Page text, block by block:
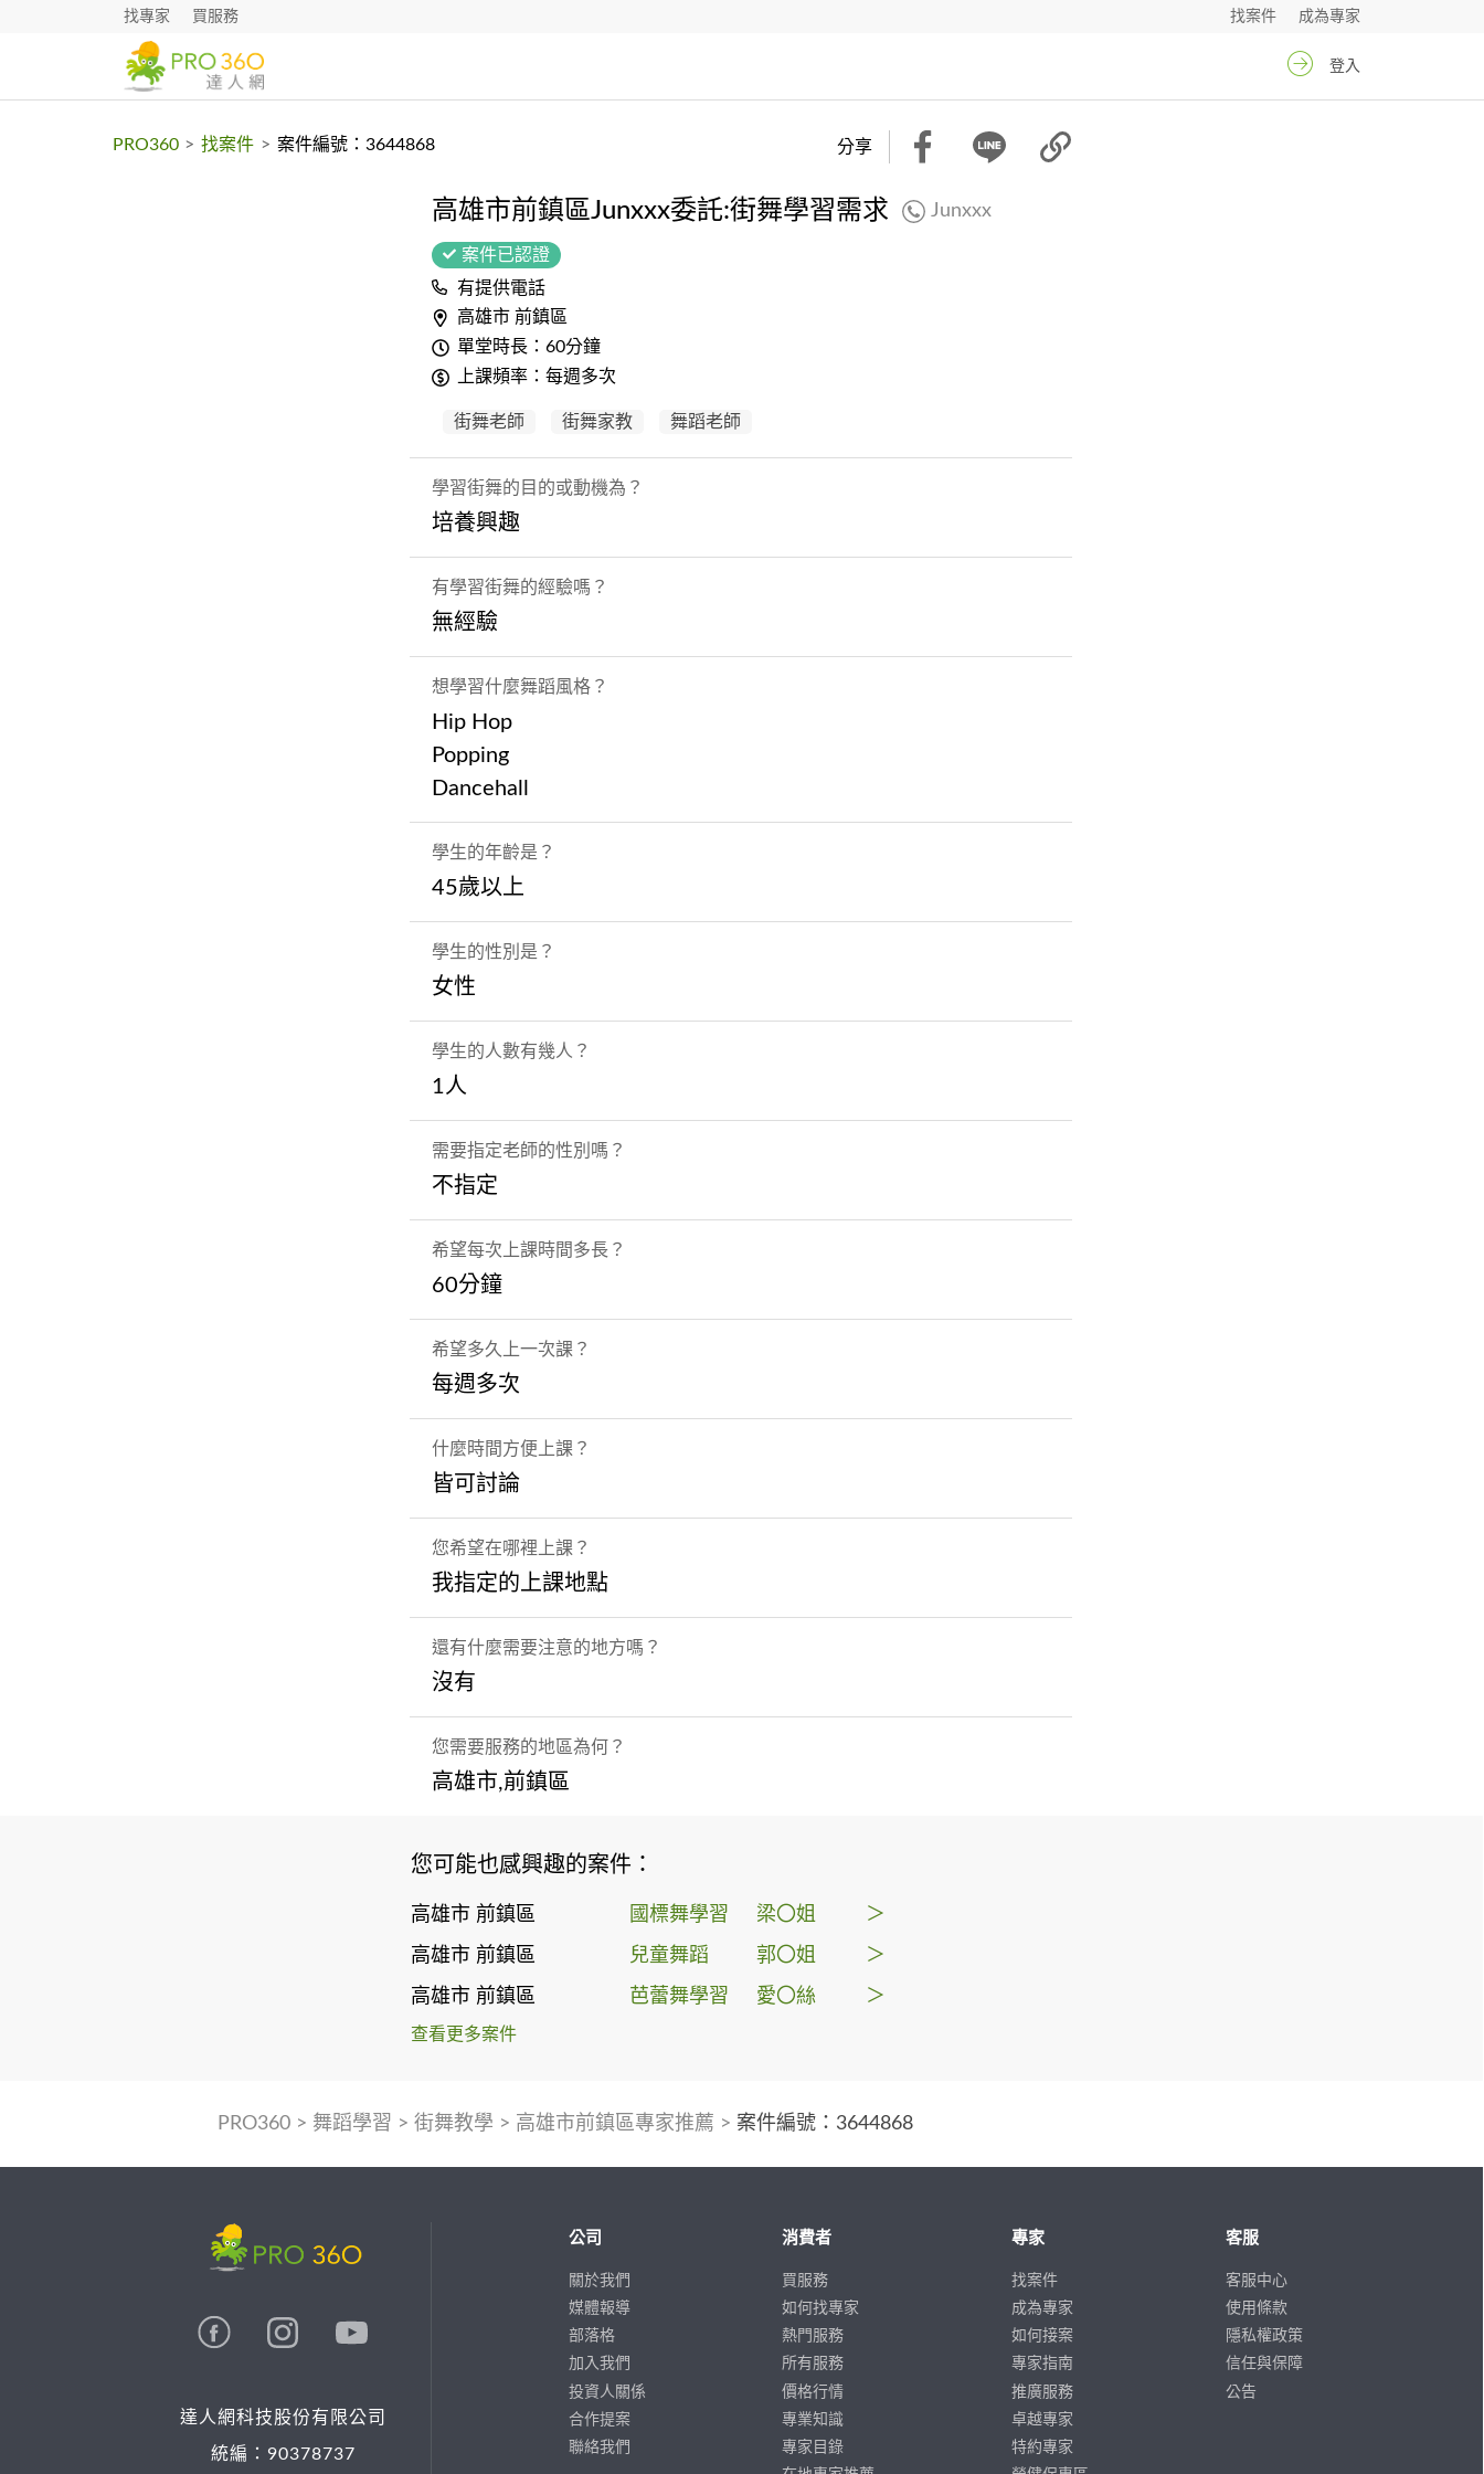
找專家 買服務 成為專家
找案件
登入
PRO360 > 找案件 > 案件編號：3644868 分享
高雄市前鎮區Junxxx委託:街舞學習需求 Junxxx
案件已認證
有提供電話
高雄市 前鎮區
單堂時長：60分鐘
上課頻率：每週多次
街舞老師 街舞家教 舞蹈老師
學習街舞的目的或動機為？
培養興趣
有學習街舞的經驗嗎？
無經驗
想學習什麼舞蹈風格？
Hip Hop
Popping
Dancehall
學生的年齡是？
45歲以上
學生的性別是？
女性
學生的人數有幾人？
1人
需要指定老師的性別嗎？
不指定
希望每次上課時間多長？
60分鐘
希望多久上一次課？
每週多次
什麼時間方便上課？
皆可討論
您希望在哪裡上課？
我指定的上課地點
還有什麼需要注意的地方嗎？
沒有
您需要服務的地區為何？
高雄市,前鎮區
您可能也感興趣的案件：
高雄市 前鎮區 國標舞學習 梁〇姐 ＞
高雄市 前鎮區 兒童舞蹈 郭〇姐 ＞
高雄市 前鎮區 芭蕾舞學習 愛〇絲 ＞
查看更多案件
PRO360> 舞蹈學習 > 街舞教學 > 高雄市前鎮區專家推薦 > 案件編號：3644868
達人網科技股份有限公司
統編：90378737
公司
關於我們
媒體報導
部落格
加入我們
投資人關係
合作提案
聯絡我們
消費者
買服務
如何找專家
熱門服務
所有服務
價格行情
專業知識
專家目錄
專家
找案件
成為專家
如何接案
專家指南
推廣服務
卓越專家
特約專家
客服
客服中心
使用條款
隱私權政策
信任與保障
公告